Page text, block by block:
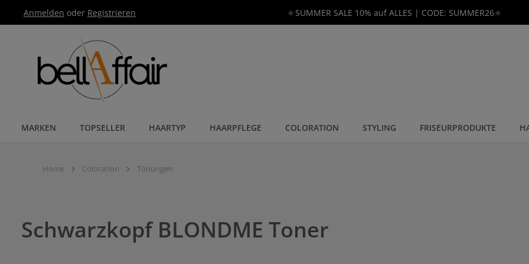
Hauptnavigation springen
Anmelden oder Registrieren 🔅SUMMER SALE 10% auf ALLES | CODE: SUMMER26🔅
MARKEN TOPSELLER HAARTYP HAARPFLEGE COLORATION STYLING FRISEURPRODUKTE
Home Coloration Tönungen
Schwarzkopf BLONDME Toner